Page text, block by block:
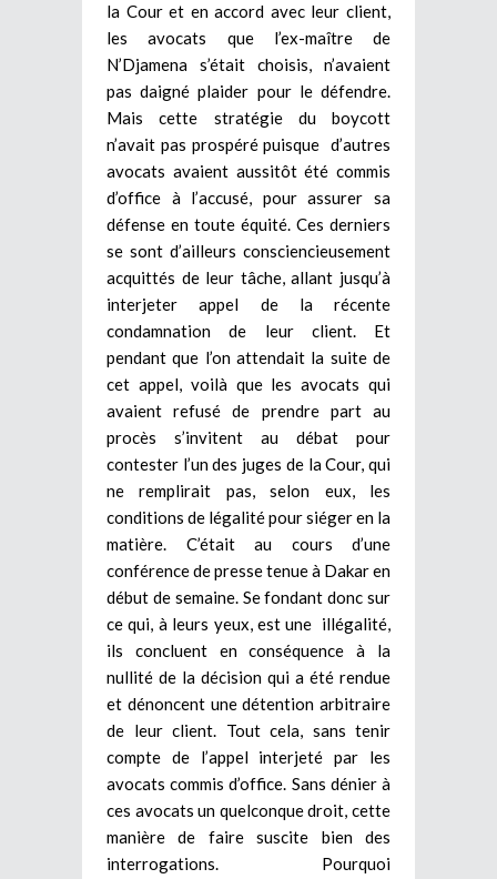
la Cour et en accord avec leur client,
les avocats que l’ex-maître de
N’Djamena s’était choisis, n’avaient
pas daigné plaider pour le défendre.
Mais cette stratégie du boycott
n’avait pas prospéré puisque d’autres
avocats avaient aussitôt été commis
d’office à l’accusé, pour assurer sa
défense en toute équité. Ces derniers
se sont d’ailleurs consciencieusement
acquittés de leur tâche, allant jusqu’à
interjeter appel de la récente
condamnation de leur client. Et
pendant que l’on attendait la suite de
cet appel, voilà que les avocats qui
avaient refusé de prendre part au
procès s’invitent au débat pour
contester l’un des juges de la Cour, qui
ne remplirait pas, selon eux, les
conditions de légalité pour siéger en la
matière. C’était au cours d’une
conférence de presse tenue à Dakar en
début de semaine. Se fondant donc sur
ce qui, à leurs yeux, est une illégalité,
ils concluent en conséquence à la
nullité de la décision qui a été rendue
et dénoncent une détention arbitraire
de leur client. Tout cela, sans tenir
compte de l’appel interjeté par les
avocats commis d’office. Sans dénier à
ces avocats un quelconque droit, cette
manière de faire suscite bien des
interrogations. Pourquoi